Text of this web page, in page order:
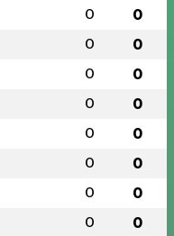
0 0
0 0
0 0
0 0
0 0
0 0
0 0
0 0